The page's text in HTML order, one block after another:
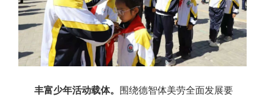
丰富少年活动载体。
围绕德智体美劳全面发展要